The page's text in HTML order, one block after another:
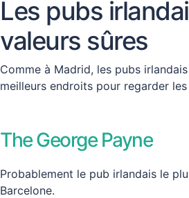
Les pubs
valeurs sûres
Comme à Madrid, les pubs
meilleurs endroits pour regarder
The George Payne
Probablement le pub irlandais le
Barcelone.